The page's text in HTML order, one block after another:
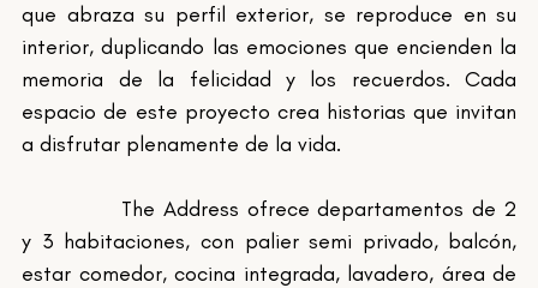
que abraza su perfil exterior, se reproduce en su
interior, duplicando las emociones que encienden la
memoria de la felicidad y los recuerdos. Cada
espacio de este proyecto crea historias que invitan
a disfrutar plenamente de la vida.
y 3 habitaciones, con palier semi privado, balcón,
estar comedor, cocina integrada, lavadero, área de